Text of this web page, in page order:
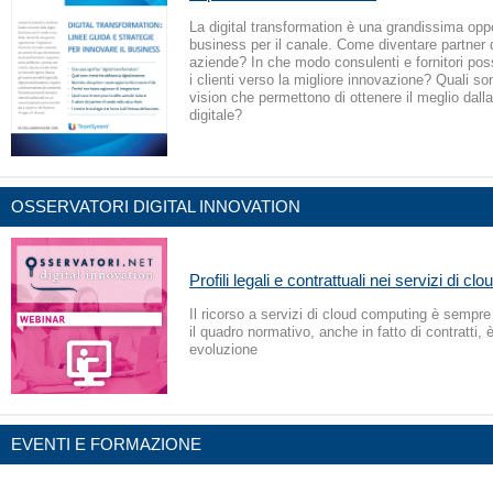
La digital transformation è una grandissima
business per il canale. Come diventare partner
aziende? In che modo consulenti e fornitori
i clienti verso la migliore innovazione? Quali
vision che permettono di ottenere il meglio
digitale?
OSSERVATORI DIGITAL INNOVATION
Profili legali e contrattuali nei servizi di
Il ricorso a servizi di cloud computing è
il quadro normativo, anche in fatto di contratti,
evoluzione
EVENTI E FORMAZIONE